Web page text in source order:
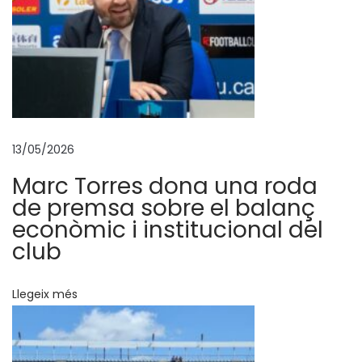
o
r
t
a
p
o
v
a
e
s
u
13/05/2026
Marc Torres dona una roda
de premsa sobre el balanç
econòmic i institucional del
club
Llegeix més